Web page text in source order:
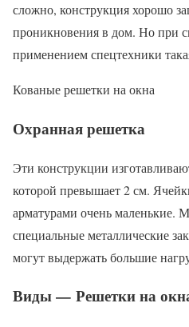
сложно, конструкция хорошо
проникновения в дом. Но при
применением спецтехники
Кованые решетки на окна
Охранная решетка
Эти конструкции
которой превышает 2 см.
арматурами очень маленькие.
специальные металлические
могут выдержать большие
Виды — Решетки на